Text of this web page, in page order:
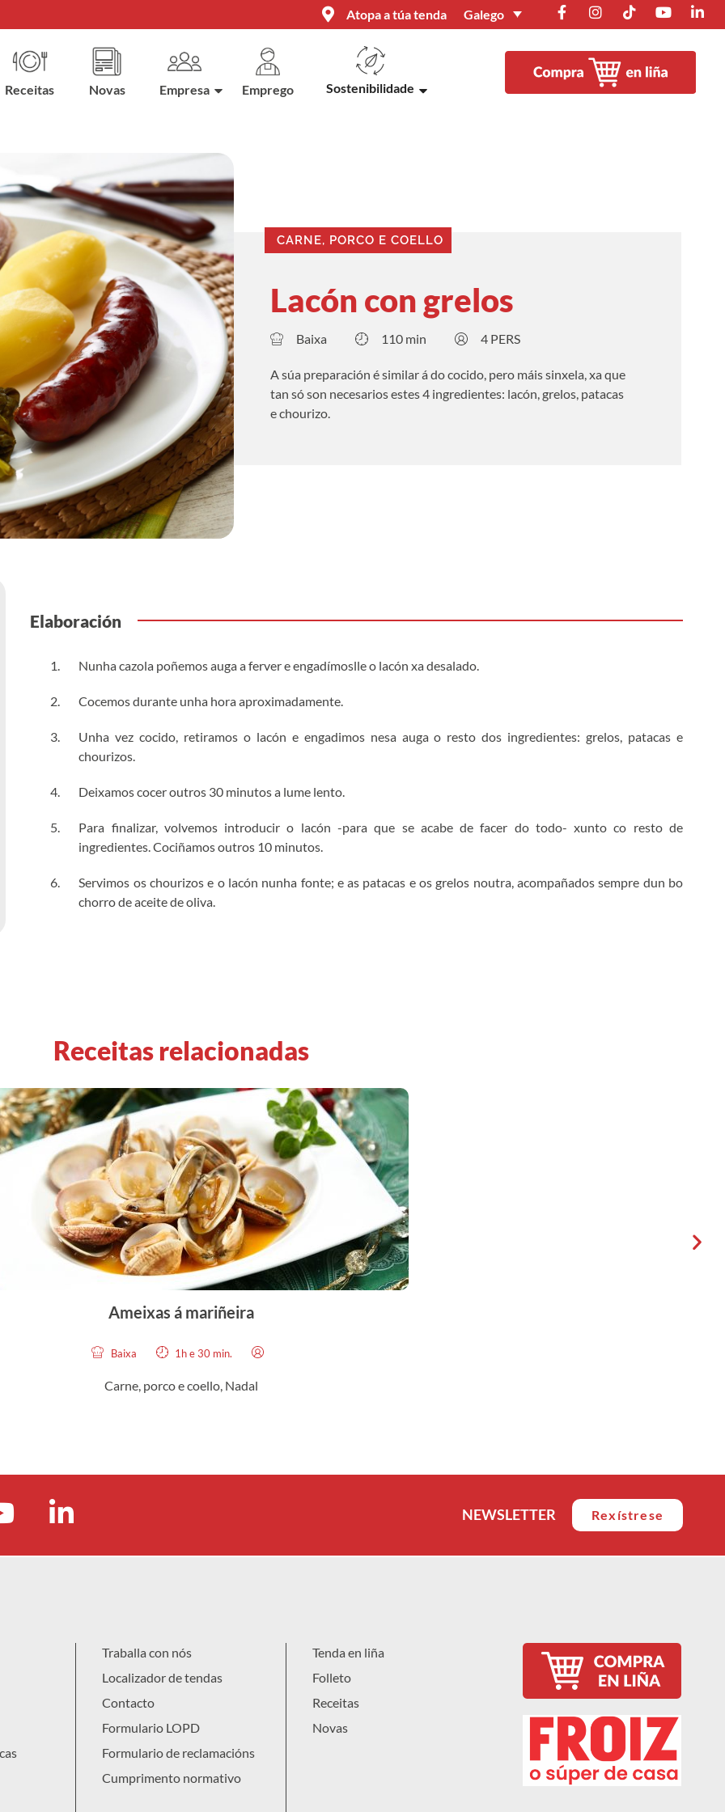
Atopa a túa tenda Galego
Receitas Novas Empresa Emprego Sostenibilidade
CARNE, PORCO E COELLO
Lacón con grelos
Baixa 110 min 4 PERS
A súa preparación é similar á do cocido, pero máis sinxela, xa que
tan só son necesarios estes 4 ingredientes: lacón, grelos, patacas
e chourizo.
Elaboración
Nunha cazola poñemos auga a ferver e engadímoslle o lacón xa desalado.
Cocemos durante unha hora aproximadamente.
Unha vez cocido, retiramos o lacón e engadimos nesa auga o resto dos ingredientes: grelos, patacas e
chourizos.
Deixamos cocer outros 30 minutos a lume lento.
Para finalizar, volvemos introducir o lacón -para que se acabe de facer do todo- xunto co resto de
ingredientes. Cociñamos outros 10 minutos.
Servimos os chourizos e o lacón nunha fonte; e as patacas e os grelos noutra, acompañados sempre dun bo
chorro de aceite de oliva.
Receitas relacionadas
Ameixas á mariñeira
Baixa 1h e 30 min.
Carne, porco e coello, Nadal
NEWSLETTER Rexístrese
Traballa con nós
Localizador de tendas
Contacto
Formulario LOPD
Formulario de reclamacións
Cumprimento normativo
Tenda en liña
Folleto
Receitas
Novas